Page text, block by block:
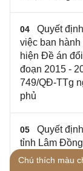
04
Quyết
việc ban
hiện Đề án
đoạn 2015 -
749/QĐ-TTg
phủ
05
Quyết
tỉnh Lâm
đề án đổi mới
Chú thích màu